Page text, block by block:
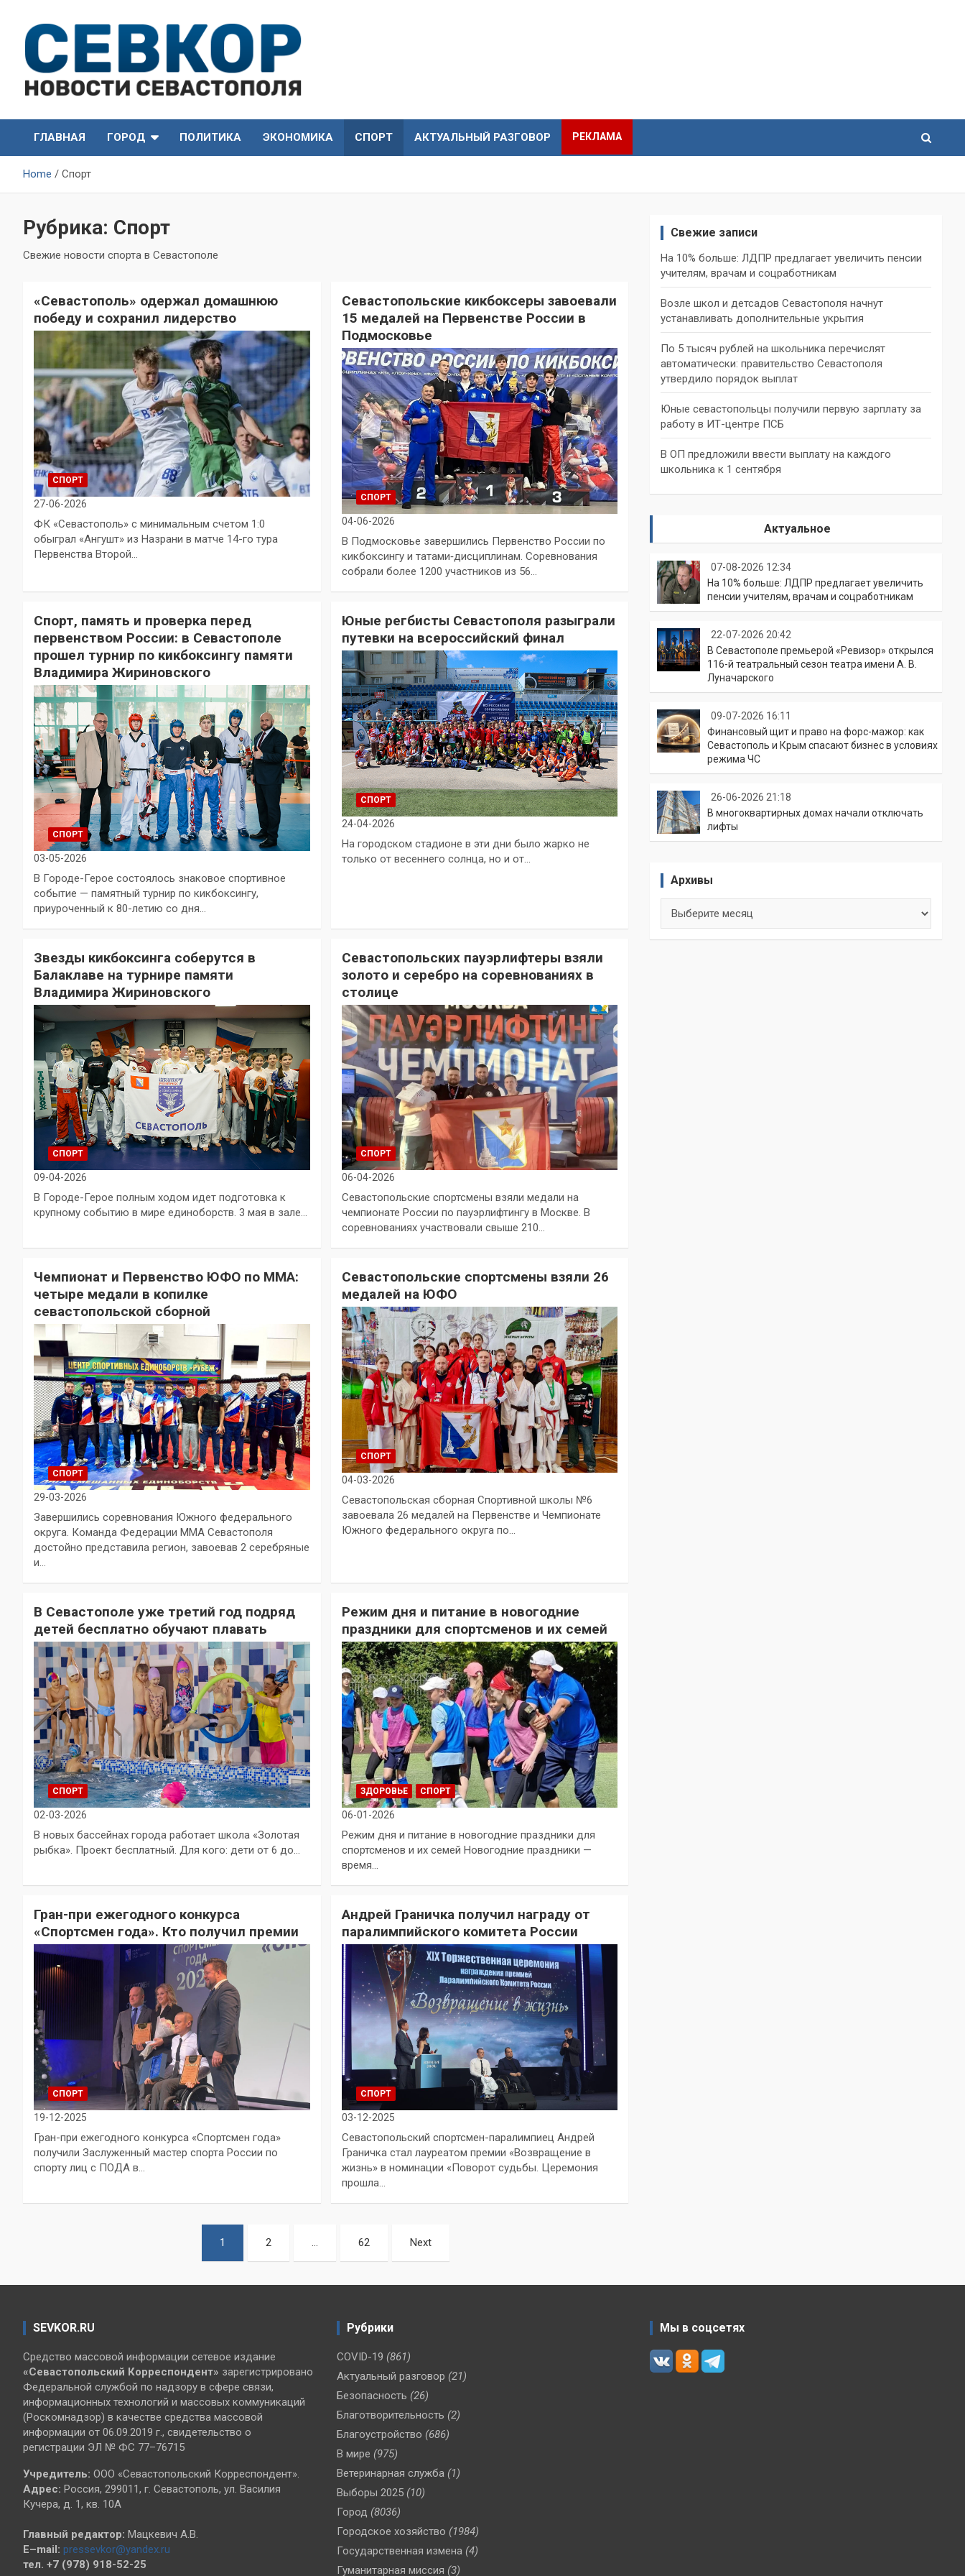
content
СевКор — Новости
Севастополя
Севастополя
ГЛАВНАЯ
ГОРОД ПОЛИТИКА ЭКОНОМИКА СПОРТ АКТУАЛЬНЫЙ РАЗГОВОР РЕКЛАМА
Home Спорт
Рубрика: Спорт
Свежие новости спорта в Севастополе
«Севастополь» одержал домашнюю
победу и сохранил лидерство
СПОРТ
27-06-2026
ФК «Севастополь» с минимальным счетом 1:0
обыграл «Ангушт» из Назрани в матче 14-го тура
Первенства Второй…
Севастопольские кикбоксеры завоевали
15 медалей на Первенстве России в
Подмосковье
СПОРТ
04-06-2026
В Подмосковье завершились Первенство России по
кикбоксингу и татами‑дисциплинам. Соревнования
собрали более 1200 участников из 56…
Спорт, память и проверка перед
первенством России: в Севастополе
прошел турнир по кикбоксингу памяти
Владимира Жириновского
СПОРТ
03-05-2026
В Городе-Герое состоялось знаковое спортивное
событие — памятный турнир по кикбоксингу,
приуроченный к 80-летию со дня…
Юные регбисты Севастополя разыграли
путевки на всероссийский финал
СПОРТ
24-04-2026
На городском стадионе в эти дни было жарко не
только от весеннего солнца, но и от…
Звезды кикбоксинга соберутся в
Балаклаве на турнире памяти
Владимира Жириновского
СПОРТ
09-04-2026
В Городе-Герое полным ходом идет подготовка к
крупному событию в мире единоборств. 3 мая в зале…
Севастопольских пауэрлифтеры взяли
золото и серебро на соревнованиях в
столице
СПОРТ
06-04-2026
Севастопольские спортсмены взяли медали на
чемпионате России по пауэрлифтингу в Москве. В
соревнованиях участвовали свыше 210…
Чемпионат и Первенство ЮФО по ММА:
четыре медали в копилке
севастопольской сборной
СПОРТ
29-03-2026
Завершились соревнования Южного федерального
округа. Команда Федерации ММА Севастополя
достойно представила регион, завоевав 2 серебряные
и…
Севастопольские спортсмены взяли 26
медалей на ЮФО
СПОРТ
04-03-2026
Севастопольская сборная Спортивной школы №6
завоевала 26 медалей на Первенстве и Чемпионате
Южного федерального округа по…
В Севастополе уже третий год подряд
детей бесплатно обучают плавать
СПОРТ
02-03-2026
В новых бассейнах города работает школа «Золотая
рыбка». Проект бесплатный. Для кого: дети от 6 до…
Режим дня и питание в новогодние
праздники для спортсменов и их семей
ЗДОРОВЬЕ СПОРТ
06-01-2026
Режим дня и питание в новогодние праздники для
спортсменов и их семей Новогодние праздники —
время…
Гран-при ежегодного конкурса
«Спортсмен года». Кто получил премии
СПОРТ
19-12-2025
Гран-при ежегодного конкурса «Спортсмен года»
получили Заслуженный мастер спорта России по
спорту лиц с ПОДА в…
Андрей Граничка получил награду от
паралимпийского комитета России
СПОРТ
03-12-2025
Севастопольский спортсмен-паралимпиец Андрей
Граничка стал лауреатом премии «Возвращение в
жизнь» в номинации «Поворот судьбы. Церемония
прошла…
1 2 … 62 Next
Свежие записи
На 10% больше: ЛДПР предлагает увеличить пенсии
учителям, врачам и соцработникам
Возле школ и детсадов Севастополя начнут
устанавливать дополнительные укрытия
По 5 тысяч рублей на школьника перечислят
автоматически: правительство Севастополя
утвердило порядок выплат
Юные севастопольцы получили первую зарплату за
работу в ИТ-центре ПСБ
В ОП предложили ввести выплату на каждого
школьника к 1 сентября
Актуальное
07-08-2026 12:34
На 10% больше: ЛДПР предлагает увеличить
пенсии учителям, врачам и соцработникам
22-07-2026 20:42
В Севастополе премьерой «Ревизор» открылся
116-й театральный сезон театра имени А. В.
Луначарского
09-07-2026 16:11
Финансовый щит и право на форс-мажор: как
Севастополь и Крым спасают бизнес в условиях
режима ЧС
26-06-2026 21:18
В многоквартирных домах начали отключать
лифты
Архивы
SEVKOR.RU
Средство массовой информации сетевое издание
«Севастопольский Корреспондент» зарегистрировано
Федеральной службой по надзору в сфере связи,
информационных технологий и массовых коммуникаций
(Роскомнадзор) в качестве средства массовой
информации от 06.09.2019 г., свидетельство о
регистрации ЭЛ № ФС 77–76715
Учредитель: ООО «Севастопольский Корреспондент».
Адрес: Россия, 299011, г. Севастополь, ул. Василия
Кучера, д. 1, кв. 10А
Главный редактор: Мацкевич А.В.
E–mail: pressevkor@yandex.ru
тел. +7 (978) 918-52-25
Рубрики
COVID-19 (861)
Актуальный разговор (21)
Безопасность (26)
Благотворительность (2)
Благоустройство (686)
В мире (975)
Ветеринарная служба (1)
Выборы 2025 (10)
Город (8036)
Городское хозяйство (1984)
Государственная измена (4)
Гуманитарная миссия (3)
Мы в соцсетях